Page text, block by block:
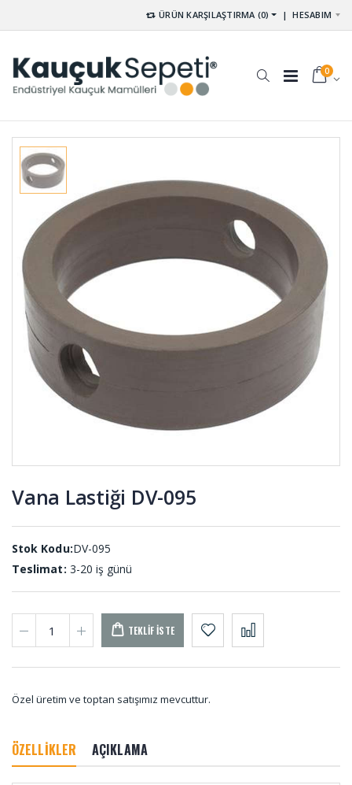
ÜRÜN KARŞILAŞTIRMA (0) |HESABIM
0
Vana Lastiği DV-095
Stok Kodu:DV-095
Teslimat: 3-20 iş günü
TEKLIF İSTE
Özel üretim ve toptan satışımız mevcuttur.
ÖZELLİKLER AÇIKLAMA
Kompansatör
Lastiği
KOM-001
Membran
Lastikleri
Tekne
Takozları
Tutamak
Elcik Lastiği
TU-001
Lastikleri
TAM-009-A